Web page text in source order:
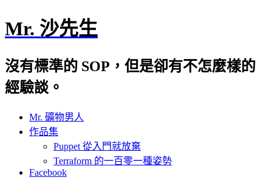
Mr. 沙先生
沒有標準的 SOP，但是卻有不怎麼樣的
經驗談。
Mr. 礦物男人
作品集
Puppet 從入門就放棄
Terraform 的一百零一種姿勢
Facebook